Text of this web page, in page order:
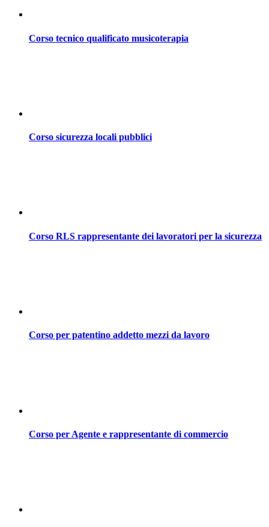
Corso tecnico qualificato musicoterapia
Corso sicurezza locali pubblici
Corso RLS rappresentante dei lavoratori per la sicurezza
Corso per patentino addetto mezzi da lavoro
Corso per Agente e rappresentante di commercio